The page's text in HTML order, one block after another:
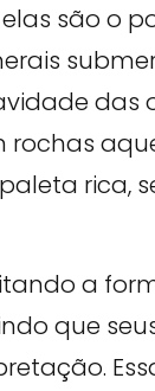
são o
das
rica,
a
que